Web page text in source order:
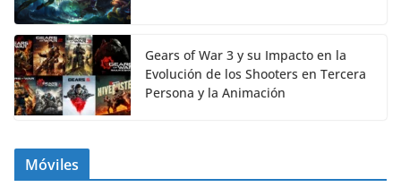
Gears of War 3 y su Impacto en la
Evolución de los Shooters en Tercera
Persona y la Animación
Móviles